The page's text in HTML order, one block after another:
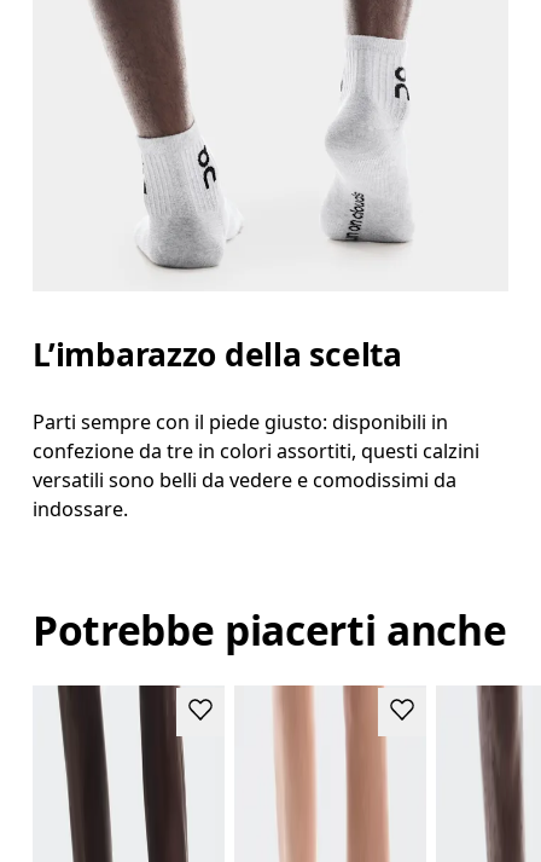
L’imbarazzo della scelta
Parti sempre con il piede giusto: disponibili in
confezione da tre in colori assortiti, questi calzini
versatili sono belli da vedere e comodissimi da
indossare.
Potrebbe piacerti anche